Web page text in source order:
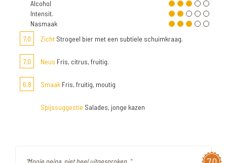
Alcohol
Intensit.
Nasmaak
7,0
Zicht Strogeel bier met een subtiele schuimkraag.
7,0 Neus Fris, citrus, fruitig.
6,8 Smaak Fris, fruitig, moutig
Spijssuggestie Salades, jonge kazen
"Mooie neipa, niet heel uitgesproken. "